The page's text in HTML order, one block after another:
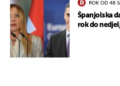
ROK OD 48
Španjolska
rok do